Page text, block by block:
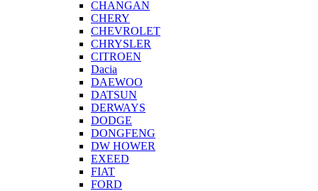
CHANGAN
CHERY
CHEVROLET
CHRYSLER
CITROEN
Dacia
DAEWOO
DATSUN
DERWAYS
DODGE
DONGFENG
DW HOWER
EXEED
FIAT
FORD